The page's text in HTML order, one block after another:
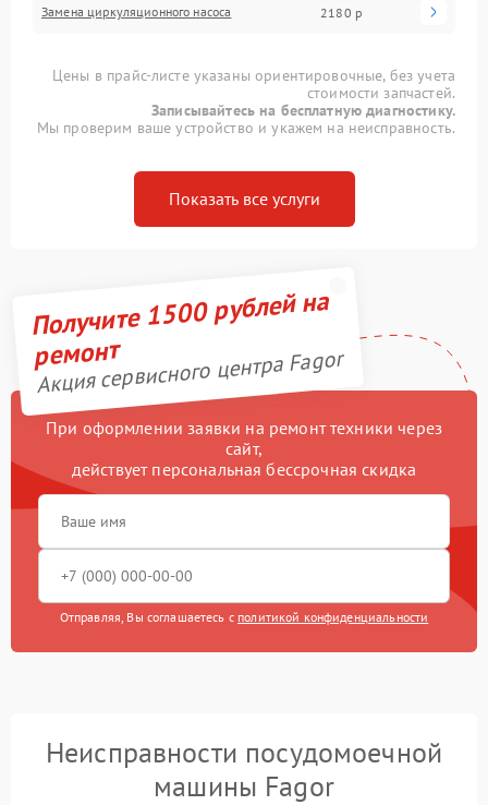
Замена циркуляционного насоса 2180 р
Цены в прайс-листе указаны ориентировочные, без учета
стоимости запчастей.
Записывайтесь на бесплатную диагностику.
Мы проверим ваше устройство и укажем на неисправность.
Показать все услуги
Получите 1500 рублей на
ремонт
Акция сервисного центра Fagor
При оформлении заявки на ремонт техники через
сайт,
действует персональная бессрочная скидка
Отправляя, Вы соглашаетесь с политикой конфиденциальности
Неисправности посудомоечной
машины Fagor